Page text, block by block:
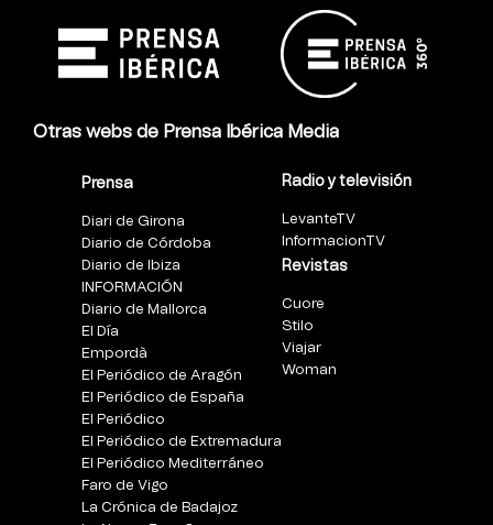
Otras webs de Prensa Ibérica Media
Prensa
Diari de Girona
Diario de Córdoba
Diario de Ibiza
INFORMACIÓN
Diario de Mallorca
El Día
Empordà
El Periódico de Aragón
El Periódico de España
El Periódico
El Periódico de Extremadura
El Periódico Mediterráneo
Faro de Vigo
La Crónica de Badajoz
Radio y televisión
LevanteTV
InformacionTV
Revistas
Cuore
Stilo
Viajar
Woman